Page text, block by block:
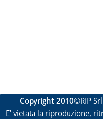
Copyright 2010©RIP
E' vietata la riproduzione,